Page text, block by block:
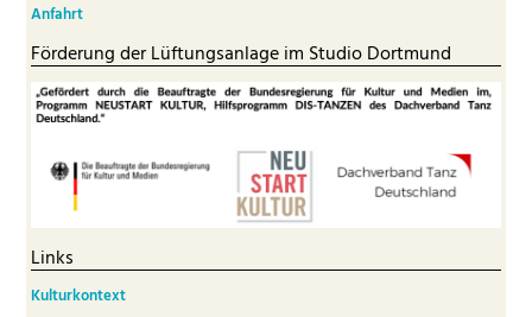
Anfahrt
Förderung der Lüftungsanlage im Studio Dortmund
Links
Kulturkontext